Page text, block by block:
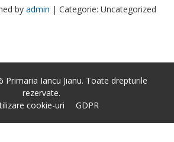
by admin | Categorie: Uncategorized
Primaria Iancu Jianu. Toate drepturile
rezervate.
cookie-uri
GDPR